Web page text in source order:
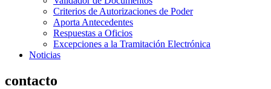
Criterios de Autorizaciones de Poder
Aporta Antecedentes
Respuestas a Oficios
Excepciones a la Tramitación Electrónica
Noticias
contacto